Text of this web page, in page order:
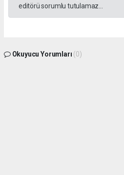
editörü sorumlu tutulamaz...
Okuyucu Yorumları (0)